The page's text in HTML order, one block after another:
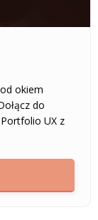
okiem
do
UX z